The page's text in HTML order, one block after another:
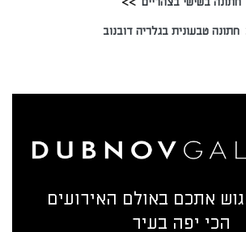
חתונה טבעונית בגלריה דובנוב
אתכם באולם האירועים
הכי יפה בעיר